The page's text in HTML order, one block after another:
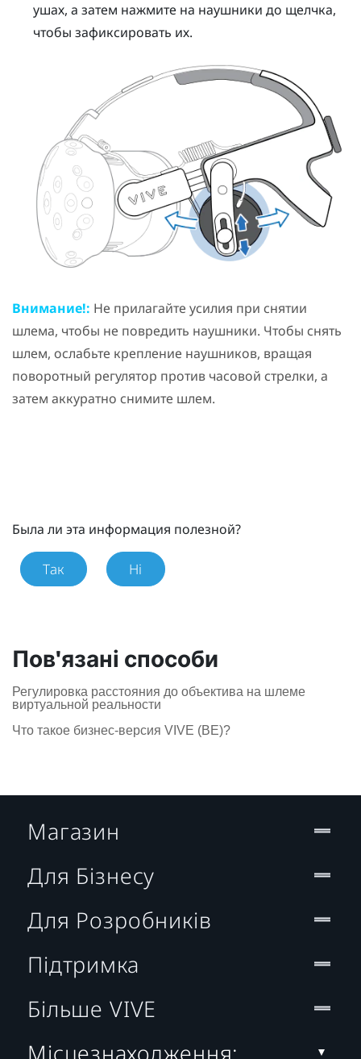
ушах, а затем нажмите на наушники до щелчка,
чтобы зафиксировать их.
Внимание!: Не прилагайте усилия при снятии
шлема, чтобы не повредить наушники. Чтобы снять
шлем, ослабьте крепление наушников, вращая
поворотный регулятор против часовой стрелки, а
затем аккуратно снимите шлем.
Была ли эта информация полезной?
Так Ні
Пов'язані способи
Регулировка расстояния до объектива на шлеме
виртуальной реальности
Что такое бизнес-версия VIVE (BE)?
Магазин
Для Бізнесу
Для Розробників
Підтримка
Більше VIVE
Місцезнаходження: